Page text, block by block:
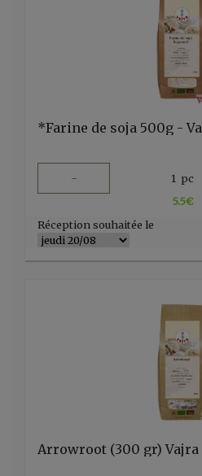
*Farine de soja 500g -
- 1 pc
5.5€
Réception souhaitée le
Arrowroot (300 gr) Vajra